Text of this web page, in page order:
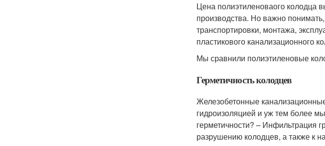
Цена полиэтиленоваого колодца
производства. Но важно
транспортировки, монтажа,
пластикового канализационного
Мы сравнили полиэтиленовые
Герметичность колодцев
Железобетонные
гидроизоляцией и уж тем более
герметичности? – Инфильтрация
разрушению колодцев, а также к